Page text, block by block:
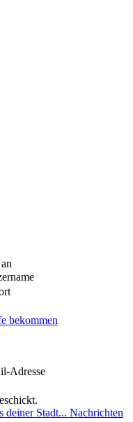
bekommen
Adresse
Nachrichten